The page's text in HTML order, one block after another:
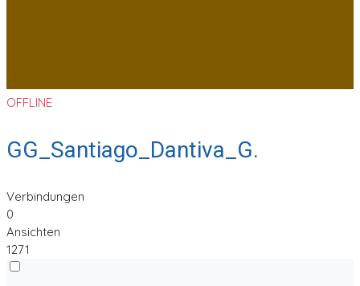
OFFLINE
GG_Santiago_Dantiva_G.
Verbindungen
0
Ansichten
1271